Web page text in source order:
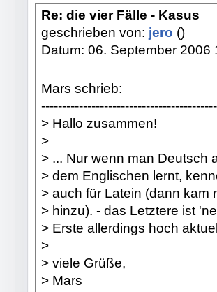
Re: die vier Fälle - Kasus
geschrieben von: jero ()
Datum: 06. September 2006
Mars schrieb:
> Hallo zusammen!
>
> ... Nur wenn man Deutsch
> dem Englischen lernt,
> auch für Latein (dann kam
> hinzu). - das Letztere ist
> Erste allerdings hoch
>
> viele Grüße,
> Mars